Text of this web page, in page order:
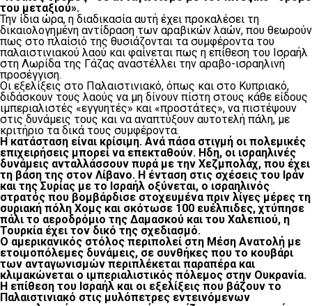
του μεταξιού».
Την ίδια ώρα, η διαδικασία αυτή έχει προκαλέσει τη
δικαιολογημένη αντίδραση των αραβικών λαών, που θεωρούν
πως στο πλαίσιό της θυσιάζονται τα συμφέροντα του
παλαιστινιακού λαού και φαίνεται πως η επίθεση του Ισραήλ
στη Λωρίδα της Γάζας αναστέλλει την αραβο-ισραηλινή
προσέγγιση.
Οι εξελίξεις στο Παλαιστινιακό, όπως και στο Κυπριακό,
διδάσκουν τους λαούς να μη δίνουν πίστη στους κάθε είδους
ιμπεριαλιστές «εγγυητές» και «προστάτες», να πιστέψουν
στις δυνάμεις τους και να αναπτύξουν αυτοτελή πάλη, με
κριτήριο τα δικά τους συμφέροντα.
Η κατάσταση είναι κρίσιμη. Ανά πάσα στιγμή οι πολεμικές
επιχειρήσεις μπορεί να επεκταθούν. Ηδη, οι ισραηλινές
δυνάμεις ανταλλάσσουν πυρά με την Χεζμπολάχ, που έχει
τη βάση της στον Λίβανο. Η ένταση στις σχέσεις του Ιράν
και της Συρίας με το Ισραήλ οξύνεται, ο ισραηλινός
στρατός που βομβάρδισε στοχευμένα πριν λίγες μέρες τη
συριακή πόλη Χομς και σκότωσε 100 ευέλπιδες, χτύπησε
πάλι το αεροδρόμιο της Δαμασκού και του Χαλεπιού, η
Τουρκία έχει τον δικό της σχεδιασμό.
Ο αμερικανικός στόλος περιπολεί στη Μέση Ανατολή με
ετοιμοπόλεμες δυνάμεις, σε συνθήκες που το κουβάρι
των ανταγωνισμών περιπλέκεται παραπέρα και
κλιμακώνεται ο ιμπεριαλιστικός πόλεμος στην Ουκρανία.
Η επίθεση του Ισραήλ και οι εξελίξεις που βάζουν το
Παλαιστινιακό στις μυλόπετρες εντεινόμενων